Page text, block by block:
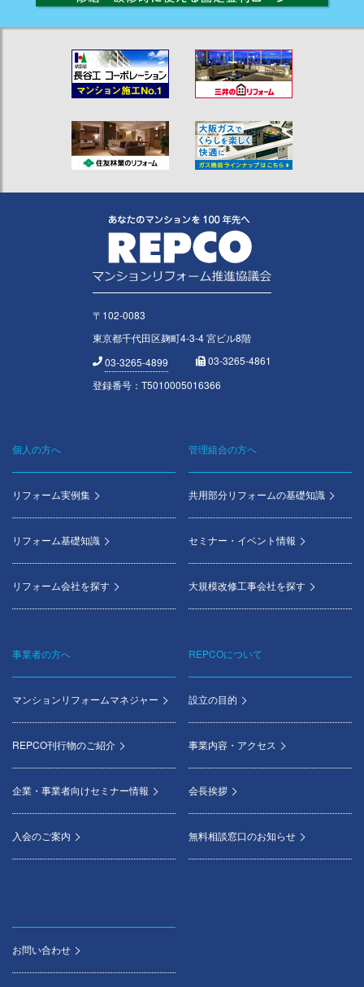
〒102-0083
東京都千代田区麹町4-3-4 宮ビル8階
03-3265-4899
03-3265-4861
登録番号：T5010005016366
Footer
menu
個人の方へ
リフォーム実例集
リフォーム基礎知識
リフォーム会社を探す
管理組合の方へ
共用部分リフォームの基礎知識
セミナー・イベント情報
大規模改修工事会社を探す
事業者の方へ
マンションリフォームマネジャー
REPCO刊行物のご紹介
企業・事業者向けセミナー情報
入会のご案内
REPCOについて
設立の目的
事業内容・アクセス
会長挨拶
無料相談窓口のお知らせ
お問い合わせ